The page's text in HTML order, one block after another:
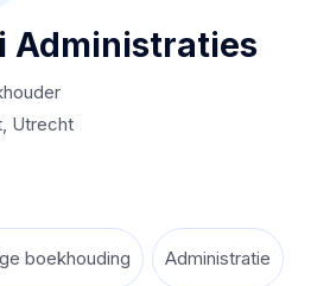
Administraties
, Utrecht
boekhouding Administratie